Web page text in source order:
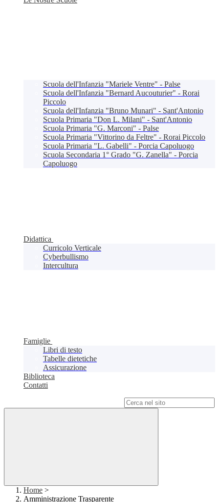
Scuola dell'Infanzia "Mariele Ventre" - Palse
Scuola dell'Infanzia "Bernard Aucouturier" - Rorai
Piccolo
Scuola dell'Infanzia "Bruno Munari" - Sant'Antonio
Scuola Primaria "Don L. Milani" - Sant'Antonio
Scuola Primaria "G. Marconi" - Palse
Scuola Primaria "Vittorino da Feltre" - Rorai Piccolo
Scuola Primaria "L. Gabelli" - Porcia Capoluogo
Scuola Secondaria 1° Grado "G. Zanella" - Porcia
Capoluogo
Didattica
Curricolo Verticale
Cyberbullismo
Intercultura
Famiglie
Libri di testo
Tabelle dietetiche
Assicurazione
Biblioteca
Contatti
Home >
Amministrazione Trasparente